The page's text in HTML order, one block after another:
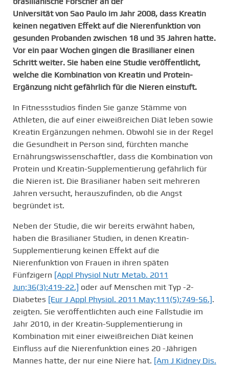
Universität von Sao Paulo im Jahr 2008, dass Kreatin
keinen negativen Effekt auf die Nierenfunktion von
gesunden Probanden zwischen 18 und 35 Jahren hatte.
Vor ein paar Wochen gingen die Brasilianer einen
Schritt weiter. Sie haben eine Studie veröffentlicht,
welche die Kombination von Kreatin und Protein-
Ergänzung nicht gefährlich für die Nieren einstuft.
In Fitnessstudios finden Sie ganze Stämme von
Athleten, die auf einer eiweißreichen Diät leben sowie
Kreatin Ergänzungen nehmen. Obwohl sie in der Regel
die Gesundheit in Person sind, fürchten manche
Ernährungswissenschaftler, dass die Kombination von
Protein und Kreatin-Supplementierung gefährlich für
die Nieren ist. Die Brasilianer haben seit mehreren
Jahren versucht, herauszufinden, ob die Angst
begründet ist.
Neben der Studie, die wir bereits erwähnt haben,
haben die Brasilianer Studien, in denen Kreatin-
Supplementierung keinen Effekt auf die
Nierenfunktion von Frauen in ihren späten
Fünfzigern [Appl Physiol Nutr Metab. 2011
Jun;36(3):419-22.] oder auf Menschen mit Typ -2-
Diabetes [Eur J Appl Physiol. 2011 May;111(5):749-56.].
zeigten. Sie veröffentlichten auch eine Fallstudie im
Jahr 2010, in der Kreatin-Supplementierung in
Kombination mit einer eiweißreichen Diät keinen
Einfluss auf die Nierenfunktion eines 20 -Jährigen
Mannes hatte, der nur eine Niere hat. [Am J Kidney Dis.